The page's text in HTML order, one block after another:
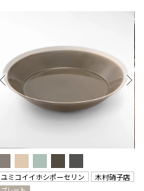
ユミコイイホシポーセリン 木村硝子店